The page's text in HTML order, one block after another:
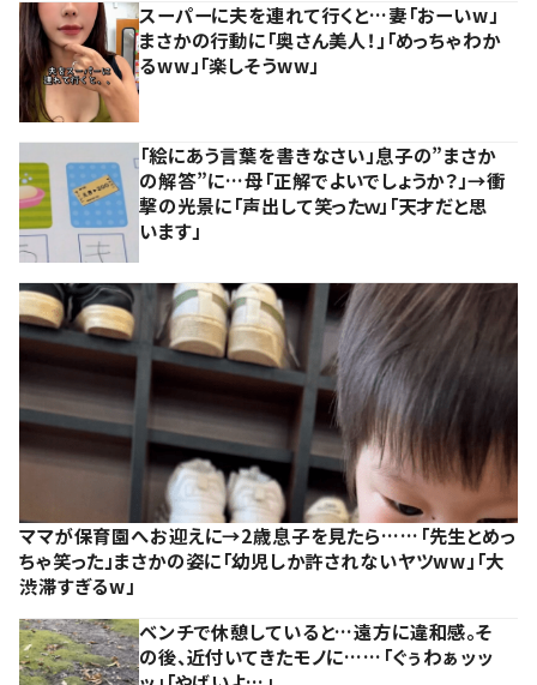
スーパーに夫を連れて行くと…妻「おーいw」
まさかの行動に「奥さん美人！」「めっちゃわか
るww」「楽しそうww」
「絵にあう言葉を書きなさい」息子の”まさか
の解答”に…母「正解でよいでしょうか？」→衝
撃の光景に「声出して笑ったｗ」「天才だと思
います」
ママが保育園へお迎えに→2歳息子を見たら……「先生とめっ
ちゃ笑った」まさかの姿に「幼児しか許されないヤツww」「大
渋滞すぎるw」
ベンチで休憩していると…遠方に違和感。そ
の後、近付いてきたモノに……「ぐぅわぁッッ